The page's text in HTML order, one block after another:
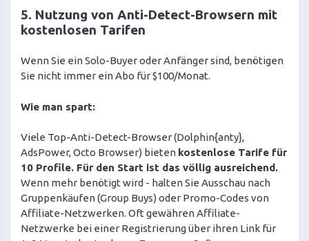
5. Nutzung von Anti-Detect-Browsern mit
kostenlosen Tarifen
Wenn Sie ein Solo-Buyer oder Anfänger sind, benötigen
Sie nicht immer ein Abo für $100/Monat.
Wie man spart:
Viele Top-Anti-Detect-Browser (Dolphin{anty},
AdsPower, Octo Browser) bieten kostenlose Tarife für
10 Profile. Für den Start ist das völlig ausreichend.
Wenn mehr benötigt wird - halten Sie Ausschau nach
Gruppenkäufen (Group Buys) oder Promo-Codes von
Affiliate-Netzwerken. Oft gewähren Affiliate-
Netzwerke bei einer Registrierung über ihren Link für